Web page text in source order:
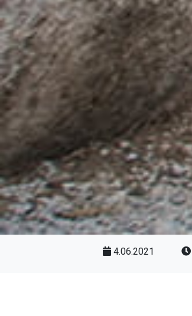
4.06.2021